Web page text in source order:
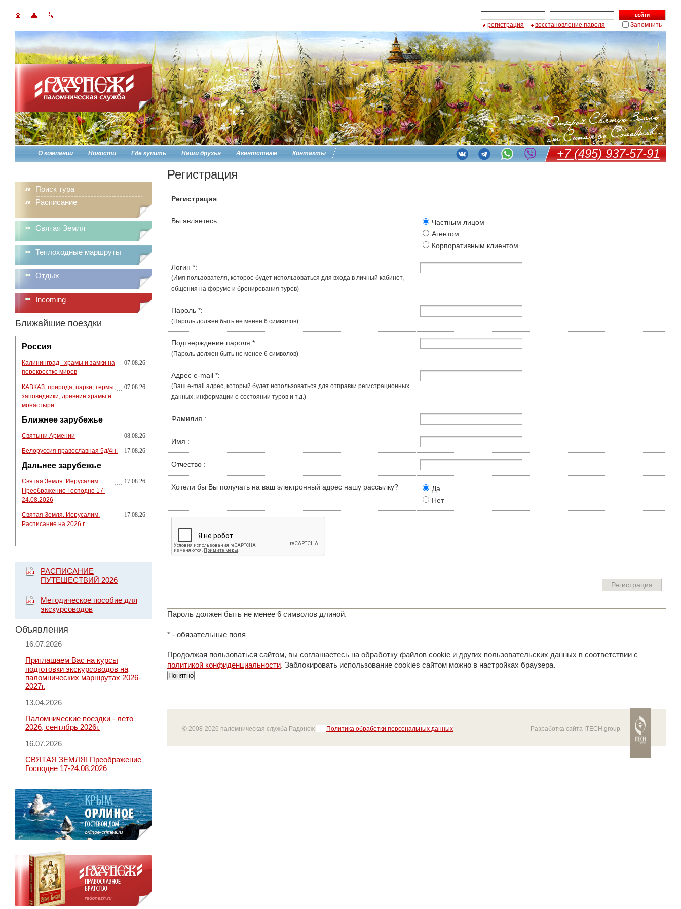
регистрация восстановление пароля Запомнить
О компании Новости Где купить Наши друзья Агентствам Контакты +7 (495) 937-57-91
Поиск тура
Расписание
Святая Земля
Теплоходные маршруты
Отдых
Incoming
Ближайшие поездки
Россия
Калининград - храмы и замки на
перекрестке миров
07.08.26
КАВКАЗ: природа, парки, термы,
заповедники, древние храмы и
монастыри
07.08.26
Ближнее зарубежье
Святыни Армении 08.08.26
Белоруссия православная 5д/4н. 17.08.26
Дальнее зарубежье
Святая Земля. Иерусалим.
Преображение Господне 17-
24.08.2026
17.08.26
Святая Земля. Иерусалим.
Расписание на 2026 г.
17.08.26
РАСПИСАНИЕ
ПУТЕШЕСТВИЙ 2026
Методическое пособие для
экскурсоводов
Объявления
16.07.2026
Приглашаем Вас на курсы
подготовки экскурсоводов на
паломнических маршрутах 2026-
2027г.
13.04.2026
Паломнические поездки - лето
2026, сентябрь 2026г.
16.07.2026
СВЯТАЯ ЗЕМЛЯ! Преображение
Господне 17-24.08.2026
Регистрация
Регистрация
Вы являетесь:
Частным лицом
Агентом
Корпоративным клиентом
Логин *:
(Имя пользователя, которое будет использоваться для входа в личный кабинет,
общения на форуме и бронирования туров)
Пароль *:
(Пароль должен быть не менее 6 символов)
Подтверждение пароля *:
(Пароль должен быть не менее 6 символов)
Адрес e-mail *:
(Ваш e-mail адрес, который будет использоваться для отправки регистрационных
данных, информации о состоянии туров и т.д.)
Фамилия :
Имя :
Отчество :
Хотели бы Вы получать на ваш электронный адрес нашу рассылку?
Да
Нет
Пароль должен быть не менее 6 символов длиной.
* - обязательные поля
Продолжая пользоваться сайтом, вы соглашаетесь на обработку файлов cookie и других пользовательских данных в соответствии с
политикой конфиденциальности. Заблокировать использование cookies сайтом можно в настройках браузера.
Понятно
© 2008-2026 паломническая служба Радонеж Политика обработки персональных данных Разработка сайта ITECH.group